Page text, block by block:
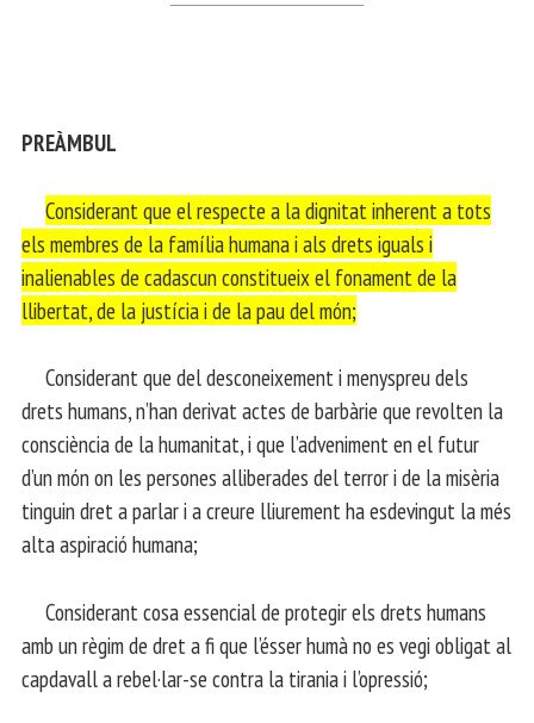
PREÀMBUL
Considerant que el respecte a la dignitat inherent a tots
els membres de la família humana i als drets iguals i
inalienables de cadascun constitueix el fonament de la
llibertat, de la justícia i de la pau del món;
Considerant que del desconeixement i menyspreu dels
drets humans, n’han derivat actes de barbàrie que revolten la
consciència de la humanitat, i que l’adveniment en el futur
d’un món on les persones alliberades del terror i de la misèria
tinguin dret a parlar i a creure lliurement ha esdevingut la més
alta aspiració humana;
Considerant cosa essencial de protegir els drets humans
amb un règim de dret a fi que l’ésser humà no es vegi obligat al
capdavall a rebel·lar-se contra la tirania i l’opressió;